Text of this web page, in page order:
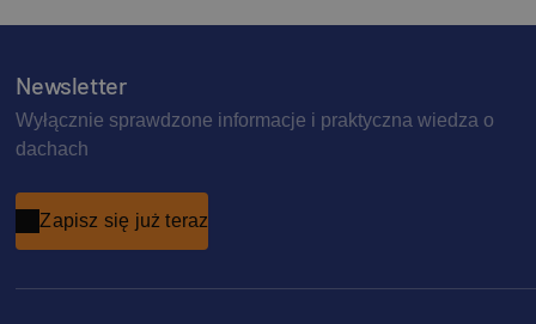
Newsletter
Wyłącznie sprawdzone informacje i praktyczna wiedza o
dachach
Zapisz się już teraz